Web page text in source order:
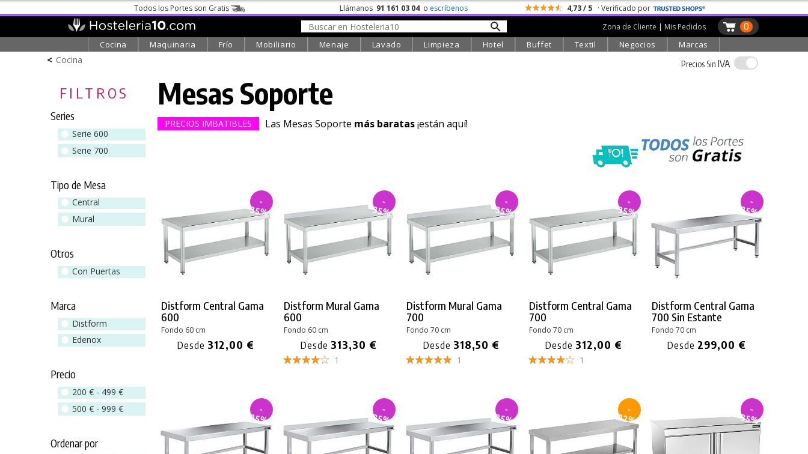
Todos los Portes son Gratis Llámanos 91 161 03 04 o escríbenos 4,73 / 5 · Verificado por
0
Zona de Cliente | Mis Pedidos
Cocina Maquinaria Frío Mobiliario Menaje Lavado Limpieza Hotel Buffet Textil Negocios Marcas
< Cocina Precios Sin IVA
FILTROS
Series
Serie 600
Serie 700
Tipo de Mesa
Central
Mural
Otros
Con Puertas
Marca
Distform
Edenox
Precio
200 € - 499 €
500 € - 999 €
Ordenar por
Mesas Soporte
PRECIOS IMBATIBLES Las Mesas Soporte más baratas¡están aquí!
-
35%
Distform Central Gama
600
Fondo 60 cm
Desde 312,00 €
-
35%
Distform Mural Gama
600
Fondo 60 cm
Desde 313,30 €
1
-
35%
Distform Mural Gama
700
Fondo 70 cm
Desde 318,50 €
1
-
35%
Distform Central Gama
700
Fondo 70 cm
Desde 312,00 €
1
-
35%
Distform Central Gama
700 Sin Estante
Fondo 70 cm
Desde 299,00 €
-
35%
-
35%
-
35%
-
32%
-
35%